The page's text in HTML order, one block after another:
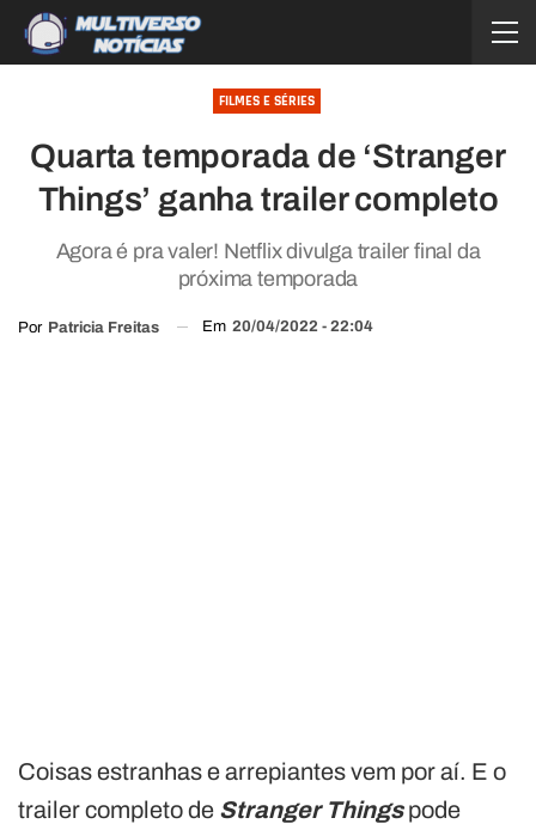
FILMES E SÉRIES
Quarta temporada de ‘Stranger
Things’ ganha trailer completo
Agora é pra valer! Netflix divulga trailer final da
próxima temporada
Por Patricia Freitas Em 20/04/2022 - 22:04
Coisas estranhas e arrepiantes vem por aí. E o
trailer completo de Stranger Thingspode